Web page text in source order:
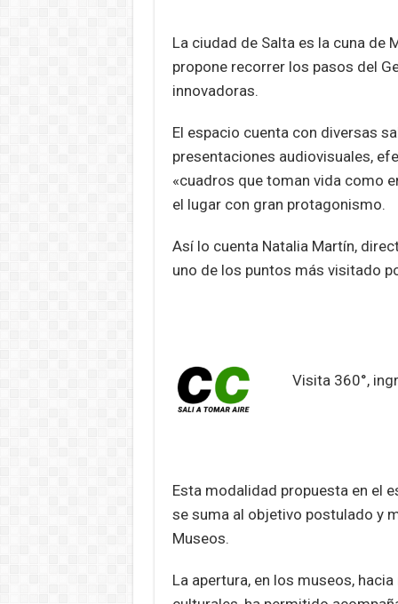
La ciudad de Salta es la cuna de
propone recorrer los pasos del
innovadoras.
El espacio cuenta con diversas
presentaciones audiovisuales,
«cuadros que toman vida como
el lugar con gran protagonismo.
Así lo cuenta Natalia Martín,
uno de los puntos más visitado
Visita 360°,
Esta modalidad propuesta en el
se suma al objetivo postulado y
Museos.
La apertura, en los museos,